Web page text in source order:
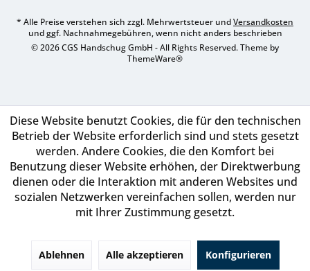
* Alle Preise verstehen sich zzgl. Mehrwertsteuer undVersandkosten
und ggf. Nachnahmegebühren, wenn nicht anders beschrieben
© 2026 CGS Handschug GmbH - All Rights Reserved. Theme by
ThemeWare®
Diese Website benutzt Cookies, die für den technischen
Betrieb der Website erforderlich sind und stets gesetzt
werden. Andere Cookies, die den Komfort bei
Benutzung dieser Website erhöhen, der Direktwerbung
dienen oder die Interaktion mit anderen Websites und
sozialen Netzwerken vereinfachen sollen, werden nur
mit Ihrer Zustimmung gesetzt.
Ablehnen Alle akzeptieren Konfigurieren